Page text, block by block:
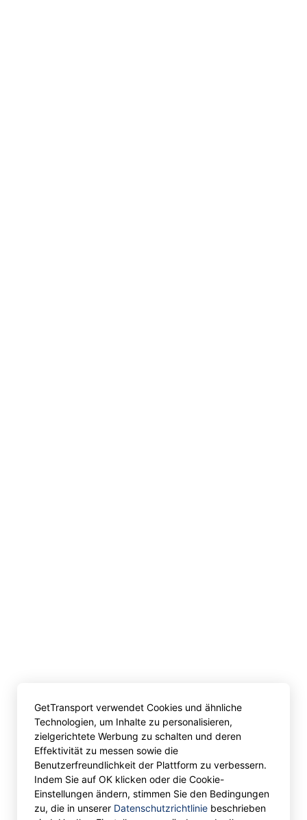
GetTransport verwendet Cookies und ähnliche
Technologien, um Inhalte zu personalisieren,
zielgerichtete Werbung zu schalten und deren
Effektivität zu messen sowie die
Benutzerfreundlichkeit der Plattform zu verbessern.
Indem Sie auf OK klicken oder die Cookie-
Einstellungen ändern, stimmen Sie den Bedingungen
zu, die in unserer Datenschutzrichtlinie beschrieben